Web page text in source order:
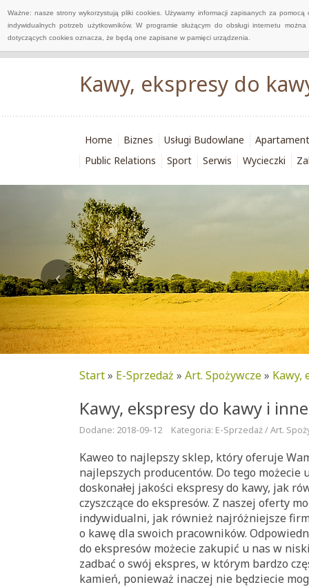
Ważne: nasze strony wykorzystują pliki cookies. Używamy informacji zapisanych za
indywidualnych potrzeb użytkowników. W programie służącym do obsługi internetu
dotyczących cookies oznacza, że będą one zapisane w pamięci urządzenia.
Kawy, ekspresy do
Home Biznes Usługi Budowlane
Public Relations
Sport Serwis Wycieczki
Start» E-Sprzedaż » Art. Spożywcze» Kawy,
Kawy, ekspresy do kawy i
Dodane: 2018-09-12 Kategoria: E-Sprzedaż / Art.
Kaweo to najlepszy sklep, który oferuje
najlepszych producentów. Do tego możecie
doskonałej jakości ekspresy do kawy, jak
czyszczące do ekspresów. Z naszej oferty
indywidualni, jak również najróżniejsze
o kawę dla swoich pracowników.
do ekspresów możecie zakupić u nas w
zadbać o swój ekspres, w którym bardzo
kamień, ponieważ inaczej nie będziecie